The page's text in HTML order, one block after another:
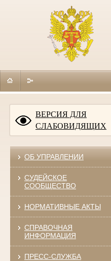
ВЕРСИЯ ДЛЯ
СЛАБОВИДЯЩИХ
ОБ УПРАВЛЕНИИ
СУДЕЙСКОЕ
СООБЩЕСТВО
НОРМАТИВНЫЕ АКТЫ
СПРАВОЧНАЯ
ИНФОРМАЦИЯ
ПРЕСС-СЛУЖБА